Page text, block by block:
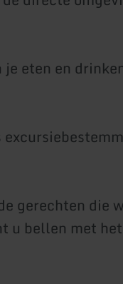
eten en
gerechten die
u bellen met